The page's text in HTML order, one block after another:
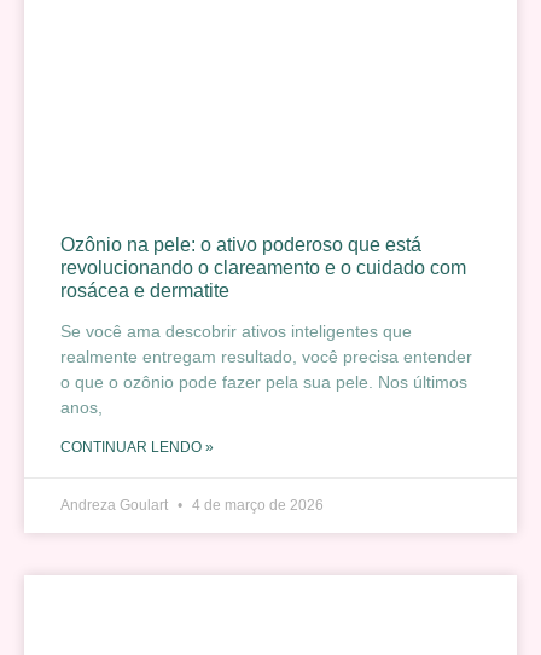
Ozônio na pele: o ativo poderoso que está
revolucionando o clareamento e o cuidado com
rosácea e dermatite
Se você ama descobrir ativos inteligentes que
realmente entregam resultado, você precisa entender
o que o ozônio pode fazer pela sua pele. Nos últimos
anos,
CONTINUAR LENDO »
Andreza Goulart 4 de março de 2026